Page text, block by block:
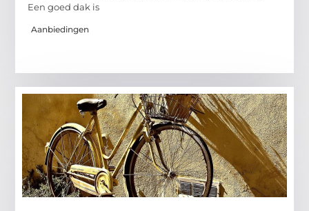
Een goed dak is
Aanbiedingen